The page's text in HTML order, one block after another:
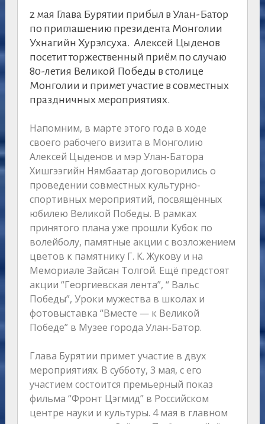
2 мая Глава Бурятии прибыл в Улан-Батор
по приглашению президента Монголии
Ухнагийн Хурэлсуха. Алексей Цыденов
посетит торжественный приём по случаю
80-летия Великой Победы в столице
Монголии и примет участие в совместных
праздничных мероприятиях.
Напомним, в марте этого года в ходе
своего рабочего визита в Монголию
Алексей Цыденов и мэр Улан-Батора
Хишгээгийн Нямбаатар договорились о
проведении совместных культурно-
спортивных мероприятий, посвящённых
юбилею Великой Победы. В рамках
принятого плана уже прошли Кубок по
волейболу, памятные акции с возложением
цветов к памятнику Г. К. Жукову и на
Мемориале Зайсан Толгой. Ещё предстоят
акции “Георгиевская лента”, “ Вальс
Победы”, Уроки мужества в школах и
фотовыставка “Вместе — к Великой
Победе” в Музее города Улан-Батор.
Глава Бурятии примет участие в двух
мероприятиях. В субботу, 3 мая, с его
участием состоится премьерный показ
фильма “Фронт Цэгмид” в Российском
центре науки и культуры. 4 мая в главном